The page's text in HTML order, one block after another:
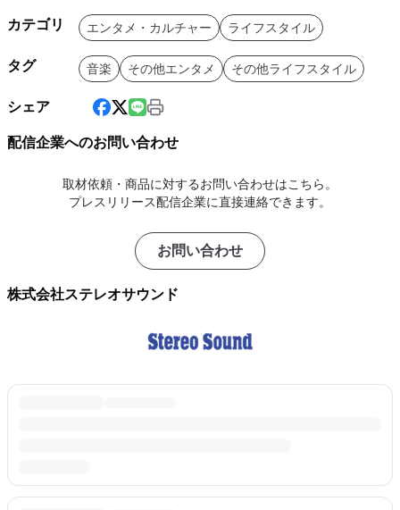
カテゴリ エンタメ・カルチャー ライフスタイル
タグ 音楽 その他エンタメ その他ライフスタイル
シェア
配信企業へのお問い合わせ
取材依頼・商品に対するお問い合わせはこちら。
プレスリリース配信企業に直接連絡できます。
お問い合わせ
株式会社ステレオサウンド